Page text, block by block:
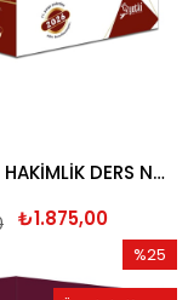
ÇSA ADLİ HAKİMLİK DERS NOTLARI SETİ 2026
₺1.875,00
%25
İndirim